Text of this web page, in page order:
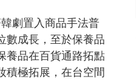
劇置入商品手法普
數成長，至於保養品
養品在百貨通路拓點
積極拓展，在台空間